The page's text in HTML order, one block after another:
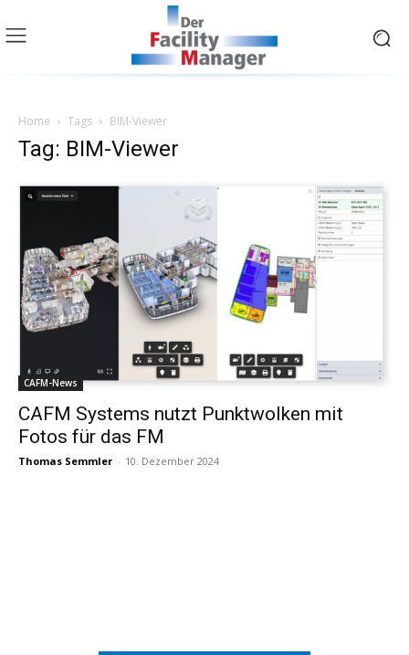
Home Tags BIM-Viewer
Tag: BIM-Viewer
CAFM-News
CAFM Systems nutzt Punktwolken mit
Fotos für das FM
Thomas Semmler - 10. Dezember 2024